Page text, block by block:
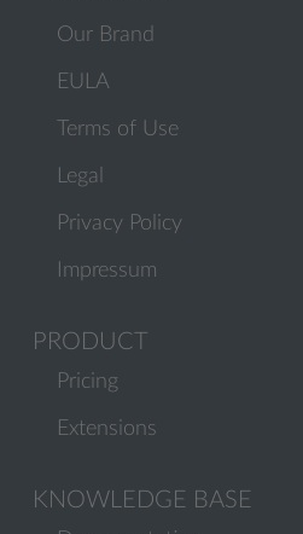
Our Brand
EULA
Terms of Use
Legal
Privacy Policy
Impressum
PRODUCT
Pricing
Extensions
KNOWLEDGE BASE